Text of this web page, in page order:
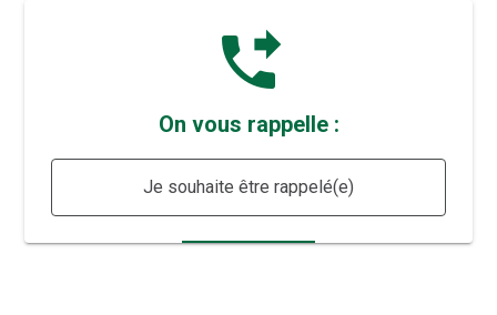
phone_forwarded
On vous rappelle :
Je souhaite être rappelé(e)